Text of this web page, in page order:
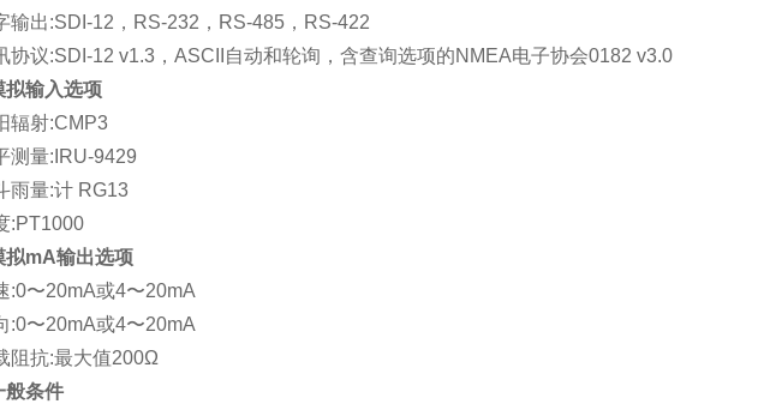
输出:SDI-12，RS-232，RS-485，RS-422
协议:SDI-12 v1.3，ASCII自动和轮询，含查询选项的NMEA电子协会0182 v3.0
拟输入选项
辐射:CMP3
测量:IRU-9429
雨量:计 RG13
:PT1000
拟mA输出选项
:0〜20mA或4〜20mA
:0〜20mA或4〜20mA
阻抗:最大值200Ω
般条件